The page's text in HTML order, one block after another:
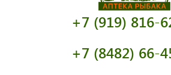
+7 (919) 816-
+7 (8482) 66-